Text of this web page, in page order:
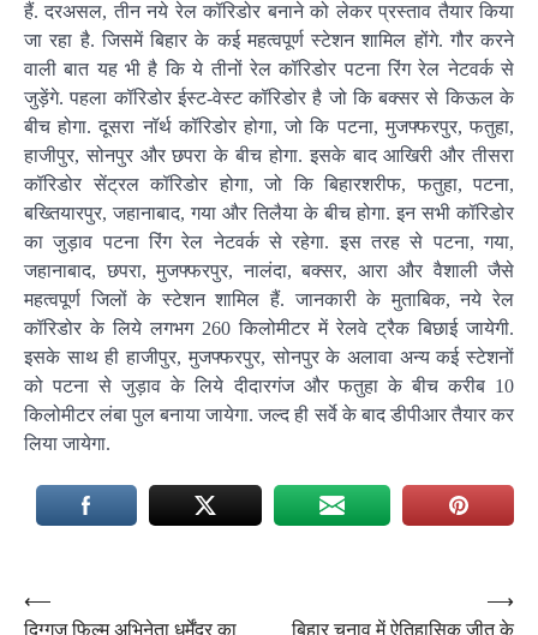
हैं. दरअसल, तीन नये रेल कॉरिडोर बनाने को लेकर प्रस्ताव तैयार किया
जा रहा है. जिसमें बिहार के कई महत्वपूर्ण स्टेशन शामिल होंगे. गौर करने
वाली बात यह भी है कि ये तीनों रेल कॉरिडोर पटना रिंग रेल नेटवर्क से
जुड़ेंगे. पहला कॉरिडोर ईस्ट-वेस्ट कॉरिडोर है जो कि बक्सर से किऊल के
बीच होगा. दूसरा नॉर्थ कॉरिडोर होगा, जो कि पटना, मुजफ्फरपुर, फतुहा,
हाजीपुर, सोनपुर और छपरा के बीच होगा. इसके बाद आखिरी और तीसरा
कॉरिडोर सेंट्रल कॉरिडोर होगा, जो कि बिहारशरीफ, फतुहा, पटना,
बख्तियारपुर, जहानाबाद, गया और तिलैया के बीच होगा. इन सभी कॉरिडोर
का जुड़ाव पटना रिंग रेल नेटवर्क से रहेगा. इस तरह से पटना, गया,
जहानाबाद, छपरा, मुजफ्फरपुर, नालंदा, बक्सर, आरा और वैशाली जैसे
महत्वपूर्ण जिलों के स्टेशन शामिल हैं. जानकारी के मुताबिक, नये रेल
कॉरिडोर के लिये लगभग 260 किलोमीटर में रेलवे ट्रैक बिछाई जायेगी.
इसके साथ ही हाजीपुर, मुजफ्फरपुर, सोनपुर के अलावा अन्य कई स्टेशनों
को पटना से जुड़ाव के लिये दीदारगंज और फतुहा के बीच करीब 10
किलोमीटर लंबा पुल बनाया जायेगा. जल्द ही सर्वे के बाद डीपीआर तैयार कर
लिया जायेगा.
Post
⟵
दिग्गज फिल्म अभिनेता धर्मेंद्र का
बिहार चुनाव में ऐतिहासिक जीत के
⟶